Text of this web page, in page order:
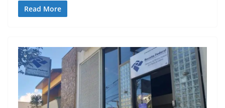
Read More